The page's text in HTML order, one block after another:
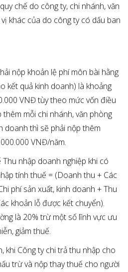
chế do công ty, chi nhánh, văn
khác của do công ty có dấu ban
nộp khoản lệ phí môn bài hằng
kết quả kinh doanh) là khoảng
VNĐ tùy theo mức vốn điều
thêm mỗi chi nhánh, văn phòng
doanh thì sẽ phải nộp thêm
VNĐ/năm.
nhập doanh nghiệp khi có
tính thuế = (Doanh thu + Các
phí sản xuất, kinh doanh + Thu
khoản lỗ được kết chuyển).
là 20% trừ một số lĩnh vực ưu
giảm thuế.
khi Công ty chi trả thu nhập cho
trừ và nộp thay thuế cho người